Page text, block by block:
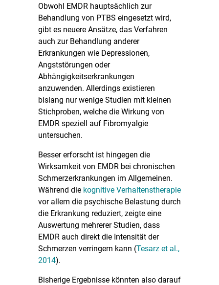
Obwohl EMDR hauptsächlich zur
Behandlung von PTBS eingesetzt wird,
gibt es neuere Ansätze, das Verfahren
auch zur Behandlung anderer
Erkrankungen wie Depressionen,
Angststörungen oder
Abhängigkeitserkrankungen
anzuwenden. Allerdings existieren
bislang nur wenige Studien mit kleinen
Stichproben, welche die Wirkung von
EMDR speziell auf Fibromyalgie
untersuchen.
Besser erforscht ist hingegen die
Wirksamkeit von EMDR bei chronischen
Schmerzerkrankungen im Allgemeinen.
Während die kognitive Verhaltenstherapie
vor allem die psychische Belastung durch
die Erkrankung reduziert, zeigte eine
Auswertung mehrerer Studien, dass
EMDR auch direkt die Intensität der
Schmerzen verringern kann (Tesarz et al.,
2014).
Bisherige Ergebnisse könnten also darauf